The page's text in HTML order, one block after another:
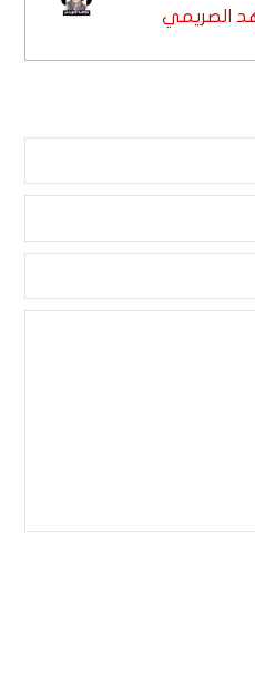
الصريمي